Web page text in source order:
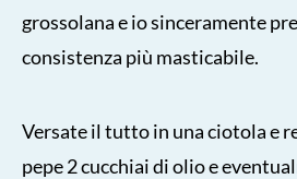
grossolana e io sinceramente
consistenza più masticabile.
Versate il tutto in una ciotola e
pepe 2 cucchiai di olio e